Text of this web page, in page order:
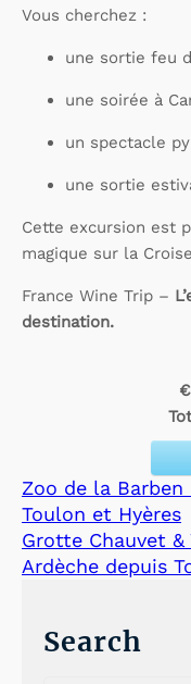
Vous cherchez :
une sortie feu
une soirée à
un spectacle
une sortie
Cette excursion est
magique sur la
France Wine Trip –
destination.
Zoo de la
Toulon et Hyères
Grotte Chauvet
Ardèche depuis
Search